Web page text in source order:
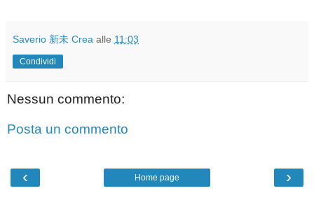
Saverio 新未 Crea alle 11:03
Condividi
Nessun commento:
Posta un commento
‹ ›
Home page